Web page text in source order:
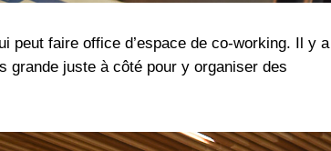
peut faire office d’espace de co-working. Il y a
grande juste à côté pour y organiser des